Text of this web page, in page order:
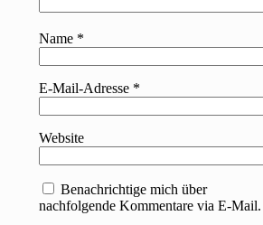
Name *
E-Mail-Adresse *
Website
Benachrichtige mich über
nachfolgende Kommentare via E-Mail.